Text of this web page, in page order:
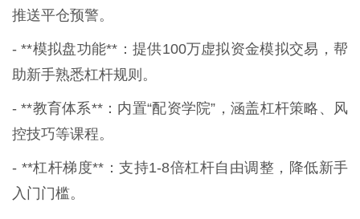
推送平仓预警。
- **模拟盘功能**：提供100万虚拟资金模拟交易，帮
助新手熟悉杠杆规则。
- **教育体系**：内置“配资学院”，涵盖杠杆策略、风
控技巧等课程。
- **杠杆梯度**：支持1-8倍杠杆自由调整，降低新手
入门门槛。